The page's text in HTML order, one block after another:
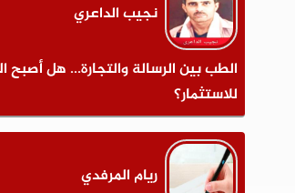
نجيب الداعري
الطب بين الرسالة والتجارة... هل أصبح
للاستثمار؟
ريام المرفدي